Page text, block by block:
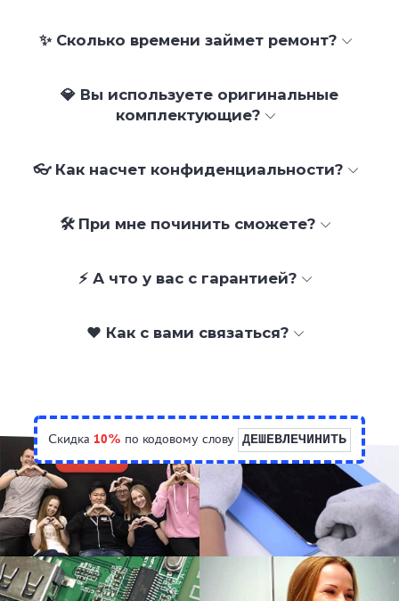
✨ Сколько времени займет ремонт?
💎 Вы используете оригинальные
комплектующие?
👓 Как насчет конфиденциальности?
🛠 При мне починить сможете?
⚡ А что у вас с гарантией?
❤️ Как с вами связаться?
Скидка 10% по кодовому слову ДЕШЕВЛЕЧИНИТЬ